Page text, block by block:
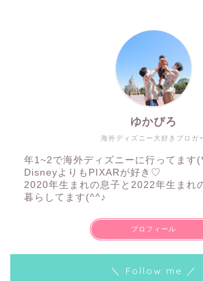
海外ディズニー大好きブロガ
ゆかぴろ
年1~2で海外ディズニーに行ってます
DisneyよりもPIXARが好き♡
2020年生まれの息子と2022年生まれ
暮らしてます(^^♪
プロフィール
＼ Follow me ／